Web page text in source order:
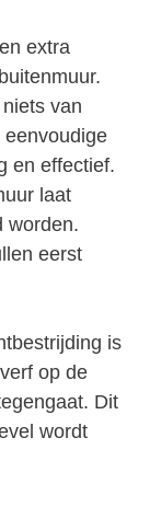
extra
van
en effectief.
laat
worden.
eerst
is
op de
Dit
wordt